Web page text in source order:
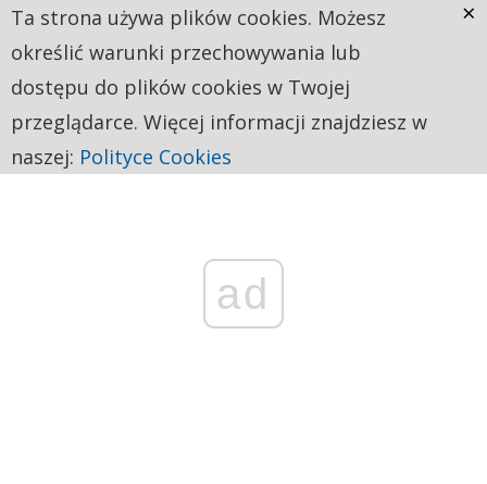
ad
Ta strona używa plików cookies. Możesz
określić warunki przechowywania lub
dostępu do plików cookies w Twojej
przeglądarce. Więcej informacji znajdziesz w
naszej: Polityce Cookies
×